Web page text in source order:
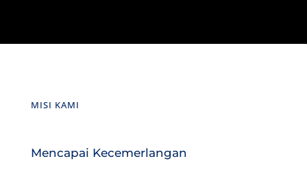
MISI KAMI
Mencapai Kecemerlangan